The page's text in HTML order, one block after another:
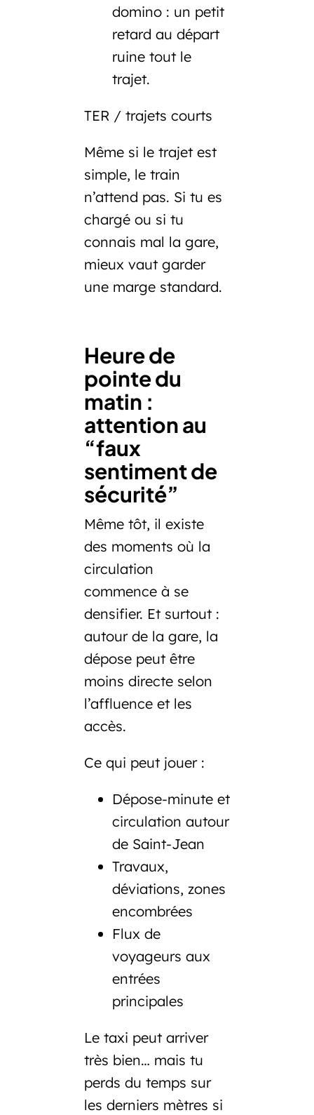
domino : un petit
retard au départ
ruine tout le
trajet.
TER / trajets courts
Même si le trajet est
simple, le train
n’attend pas. Si tu es
chargé ou si tu
connais mal la gare,
mieux vaut garder
une marge standard.
Heure de
pointe du
matin :
attention au
“faux
sentiment de
sécurité”
Même tôt, il existe
des moments où la
circulation
commence à se
densifier. Et surtout :
autour de la gare, la
dépose peut être
moins directe selon
l’affluence et les
accès.
Ce qui peut jouer :
Dépose-minute et
circulation autour
de Saint-Jean
Travaux,
déviations, zones
encombrées
Flux de
voyageurs aux
entrées
principales
Le taxi peut arriver
très bien… mais tu
perds du temps sur
les derniers mètres si